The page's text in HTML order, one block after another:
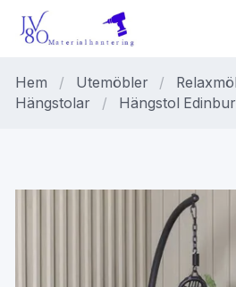
Hem / Utemöbler /
Hängstolar
/ Hängstol